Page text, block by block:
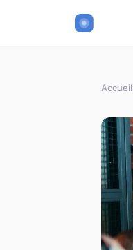
Accueil